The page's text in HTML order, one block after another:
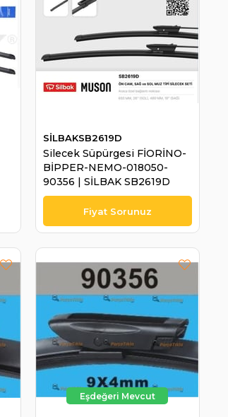
Silecek Süpürgesi FİORİNO-
BİPPER-NEMO-018050-
90356 | SİLBAK SB2619D
SİLBAKSB2619D